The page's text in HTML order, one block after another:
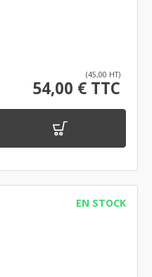
(45,00 HT)
54,00 € TTC
EN STOCK